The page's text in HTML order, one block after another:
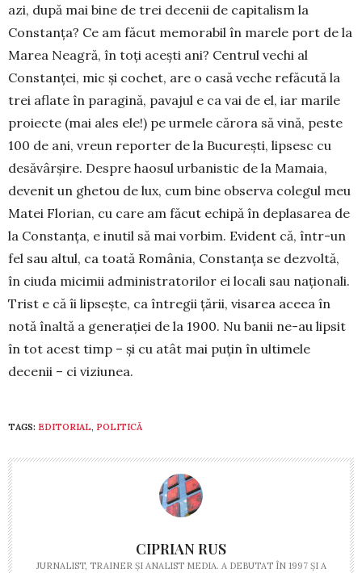
azi, după mai bine de trei decenii de capitalism la
Constanța? Ce am făcut memorabil în marele port de la
Marea Neagră, în toți acești ani? Centrul vechi al
Constanței, mic și cochet, are o casă veche refăcută la
trei aflate în paragină, pavajul e ca vai de el, iar marile
proiecte (mai ales ele!) pe urmele cărora să vină, peste
100 de ani, vreun reporter de la București, lipsesc cu
desăvârșire. Despre haosul urbanistic de la Mamaia,
devenit un ghetou de lux, cum bine observa colegul meu
Matei Florian, cu care am făcut echipă în deplasarea de
la Constanța, e inutil să mai vorbim. Evident că, într-un
fel sau altul, ca toată România, Constanța se dezvoltă,
în ciuda micimii administratorilor ei locali sau naționali.
Trist e că îi lipsește, ca întregii țării, visarea aceea în
notă înaltă a generației de la 1900. Nu banii ne-au lipsit
în tot acest timp – și cu atât mai puțin în ultimele
decenii – ci viziunea.
TAGS: EDITORIAL, POLITICĂ
CIPRIAN RUS
JURNALIST, TRAINER ŞI ANALIST MEDIA. A DEBUTAT ÎN 1997 ŞI A